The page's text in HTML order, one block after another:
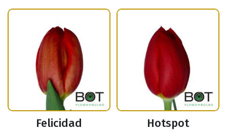
Felicidad Hotspot